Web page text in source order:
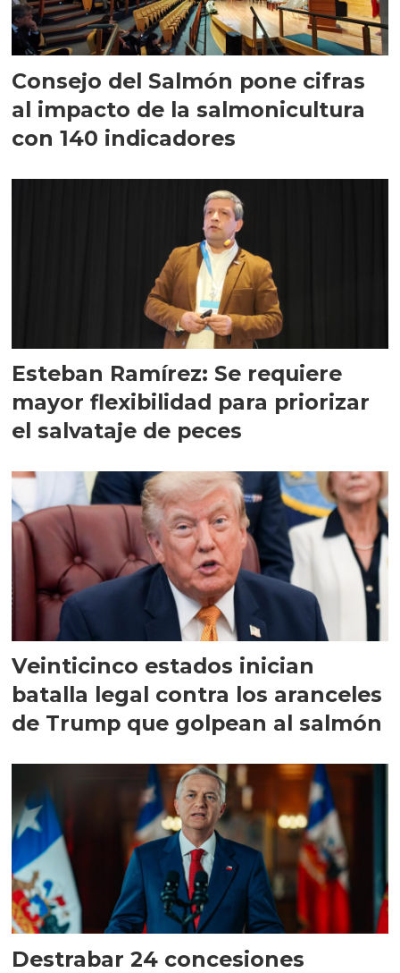
Consejo del Salmón pone cifras
al impacto de la salmonicultura
con 140 indicadores
Esteban Ramírez: Se requiere
mayor flexibilidad para priorizar
el salvataje de peces
Veinticinco estados inician
batalla legal contra los aranceles
de Trump que golpean al salmón
Destrabar 24 concesiones